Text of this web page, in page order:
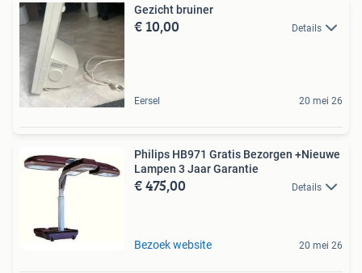
Gezicht bruiner
€ 10,00 Details
Eersel 20 mei 26
Philips HB971 Gratis Bezorgen +Nieuwe
Lampen 3 Jaar Garantie
€ 475,00 Details
Bezoek website 20 mei 26